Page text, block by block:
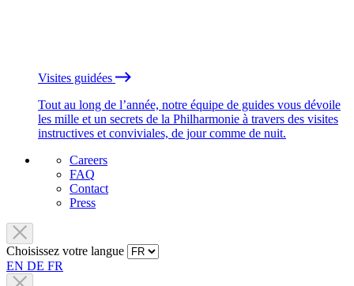
Visites guidées
Tout au long de l’année, notre équipe de guides vous dévoile
les mille et un secrets de la Philharmonie à travers des visites
instructives et conviviales, de jour comme de nuit.
Careers
FAQ
Contact
Press
Choisissez votre langue
EN DE FR